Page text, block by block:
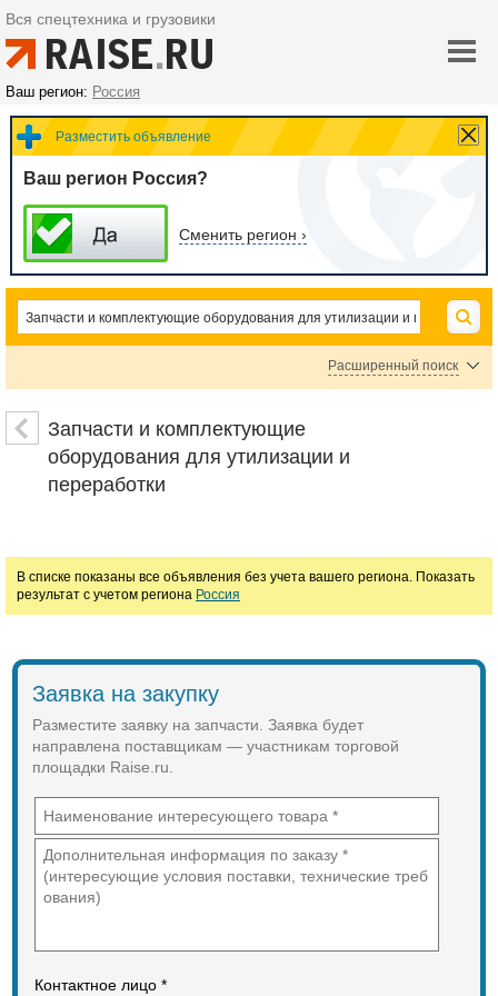
Вся спецтехника и грузовики
Ваш регион: Россия
Разместить объявление
Ваш регион Россия?
Сменить регион ›
Расширенный поиск
ЦенаЗапчасти и комплектующие
оборудования для утилизации и
переработки
В списке показаны все объявления без учета вашего региона. Показать
результат с учетом региона Россия
Заявка на закупку
Разместите заявку на запчасти. Заявка будет
направлена поставщикам — участникам торговой
площадки Raise.ru.
Контактное лицо *